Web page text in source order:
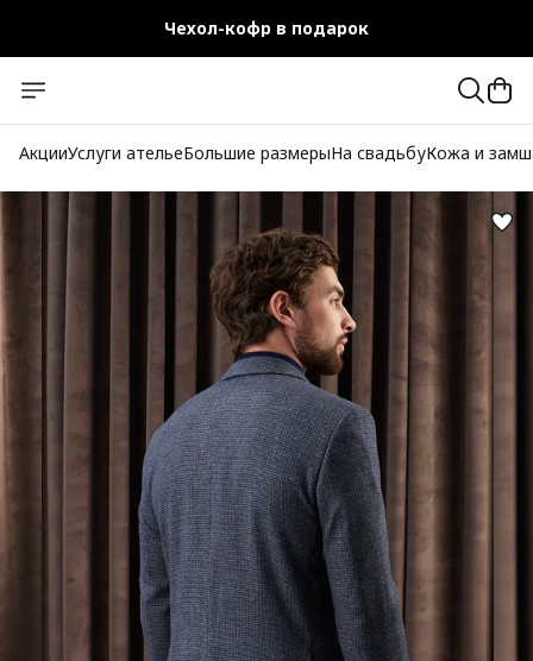
Чехол-кофр в подарок
Бесплатная доставка при заказе от 10 000 руб.
АкцииУслуги ательеБольшие размерыНа свадьбуКожа и